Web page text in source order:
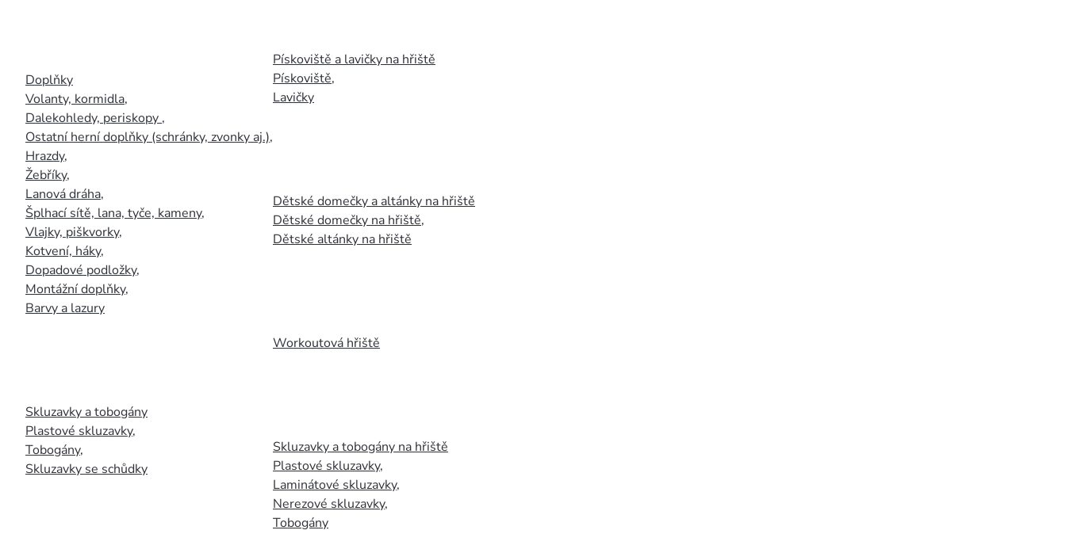
Doplňky
Volanty, kormidla,
Dalekohledy, periskopy ,
Ostatní herní doplňky (schránky, zvonky aj.),
Hrazdy,
Žebříky,
Lanová dráha,
Šplhací sítě, lana, tyče, kameny,
Vlajky, piškvorky,
Kotvení, háky,
Dopadové podložky,
Montážní doplňky,
Barvy a lazury
Skluzavky a tobogány
Plastové skluzavky,
Tobogány,
Skluzavky se schůdky
Pískoviště a lavičky na hřiště
Pískoviště,
Lavičky
Dětské domečky a altánky na hřiště
Dětské domečky na hřiště,
Dětské altánky na hřiště
Workoutová hřiště
Skluzavky a tobogány na hřiště
Plastové skluzavky,
Laminátové skluzavky,
Nerezové skluzavky,
Tobogány